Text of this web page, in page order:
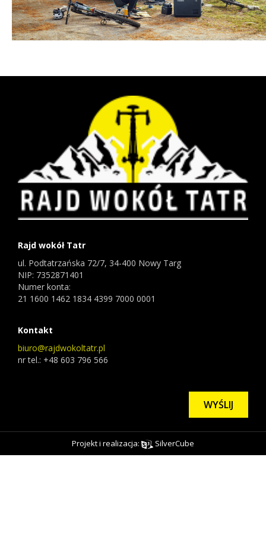
Rajd wokół Tatr
ul. Podtatrzańska 72/7, 34-400 Nowy Targ
NIP: 7352871401
Numer konta:
21 1600 1462 1834 4399 7000 0001
Kontakt
biuro@rajdwokoltatr.pl
nr tel.: +48 603 796 566
WYŚLIJ
Projekt i realizacja: SilverCube